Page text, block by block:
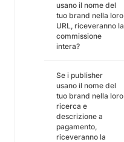
usano il nome del
tuo brand nella loro
URL, riceveranno la
commissione
intera?
Se i publisher
usano il nome del
tuo brand nella loro
ricerca e
descrizione a
pagamento,
riceveranno la